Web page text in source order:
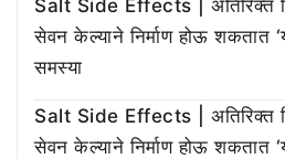
Salt Side Effects | अतिरिक्त
सेवन केल्याने निर्माण होऊ शकतात
समस्या
Salt Side Effects | अतिरिक्त
सेवन केल्याने निर्माण होऊ शकतात